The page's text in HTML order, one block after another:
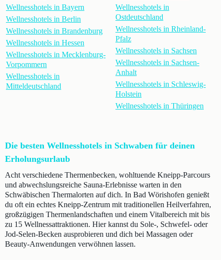
Wellnesshotels in Bayern
Wellnesshotels in Berlin
Wellnesshotels in Brandenburg
Wellnesshotels in Hessen
Wellnesshotels in Mecklenburg-
Vorpommern
Wellnesshotels in
Mitteldeutschland
Wellnesshotels in
Ostdeutschland
Wellnesshotels in Rheinland-
Pfalz
Wellnesshotels in Sachsen
Wellnesshotels in Sachsen-
Anhalt
Wellnesshotels in Schleswig-
Holstein
Wellnesshotels in Thüringen
Die besten Wellnesshotels in Schwaben für deinen
Erholungsurlaub
Acht verschiedene Thermenbecken, wohltuende Kneipp-Parcours
und abwechslungsreiche Sauna-Erlebnisse warten in den
Schwäbischen Thermalorten auf dich. In Bad Wörishofen genießt
du oft ein echtes Kneipp-Zentrum mit traditionellen Heilverfahren,
großzügigen Thermenlandschaften und einem Vitalbereich mit bis
zu 15 Wellnessattraktionen. Hier kannst du Sole-, Schwefel- oder
Jod-Selen-Becken ausprobieren und dich bei Massagen oder
Beauty-Anwendungen verwöhnen lassen.